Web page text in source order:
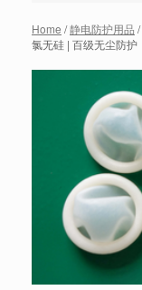
Home /静电防护用品 /
氯无硅 | 百级无尘防护